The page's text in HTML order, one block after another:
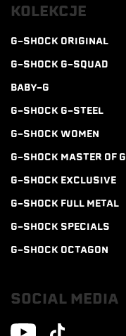
KOLEKCJE
G-SHOCK ORIGINAL
G-SHOCK G-SQUAD
BABY-G
G-SHOCK G-STEEL
G-SHOCK WOMEN
G-SHOCK MASTER OF G
G-SHOCK EXCLUSIVE
G-SHOCK FULL METAL
G-SHOCK SPECIALS
G-SHOCK OCTAGON
SOCIAL MEDIA